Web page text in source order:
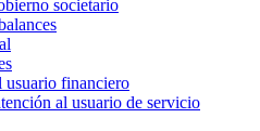
societario
usuario financiero
al usuario de servicio